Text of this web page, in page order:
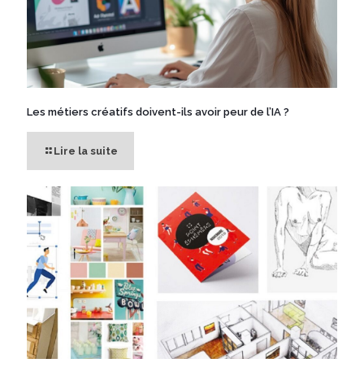
Les métiers créatifs doivent-ils avoir peur de l’IA ?
Lire la suite